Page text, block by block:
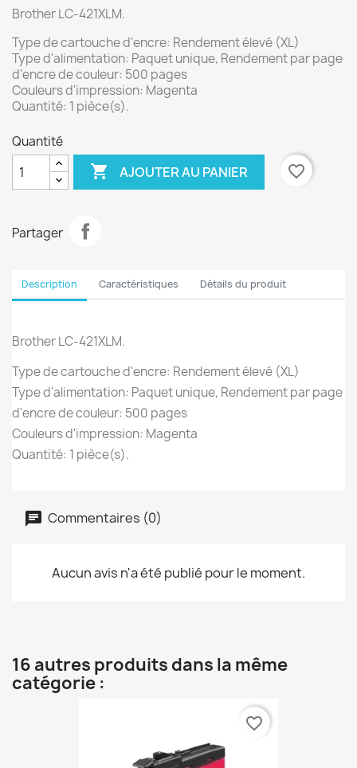
Brother LC-421XLM.
Type de cartouche d'encre: Rendement élevé (XL)
Type d'alimentation: Paquet unique, Rendement par page
d'encre de couleur: 500 pages
Couleurs d'impression: Magenta
Quantité: 1 pièce(s).
Quantité
 AJOUTER AU PANIER favorite_border
Partager
Description Caractéristiques Détails du produit
Brother LC-421XLM.
Type de cartouche d'encre: Rendement élevé (XL)
Type d'alimentation: Paquet unique, Rendement par page
d'encre de couleur: 500 pages
Couleurs d'impression: Magenta
Quantité: 1 pièce(s).
Commentaires (0)
Aucun avis n'a été publié pour le moment.
16 autres produits dans la même
catégorie :
favorite_border